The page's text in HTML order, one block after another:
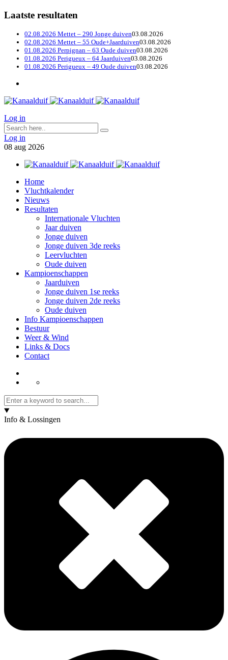
Laatste resultaten
02.08.2026 Mettet – 290 Jonge duiven03.08.2026
02.08.2026 Mettet – 55 Oude+Jaarduiven03.08.2026
01.08.2026 Perpignan – 63 Oude duiven03.08.2026
01.08.2026 Perigueux – 64 Jaarduiven03.08.2026
01.08.2026 Perigueux – 49 Oude duiven03.08.2026
Log in
Log in
08 aug 2026
Home
Vluchtkalender
Nieuws
Resultaten
Internationale Vluchten
Jaar duiven
Jonge duiven
Jonge duiven 3de reeks
Leervluchten
Oude duiven
Kampioenschappen
Jaarduiven
Jonge duiven 1se reeks
Jonge duiven 2de reeks
Oude duiven
Info Kampioenschappen
Bestuur
Weer & Wind
Links & Docs
Contact
Info & Lossingen